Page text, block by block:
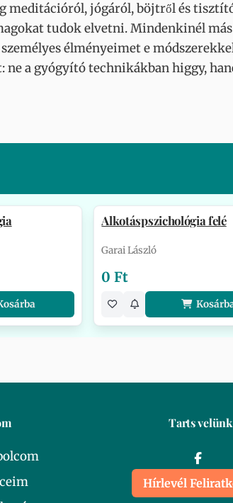
meditációról, jógáról, böjtről és
tudok elvetni. Mindenkinél
élményeimet e
ne a gyógyító technikákban higgy,
Alkotáspszichológia felé
Garai László
0 Ft
Tarts velünk
Hírlevél